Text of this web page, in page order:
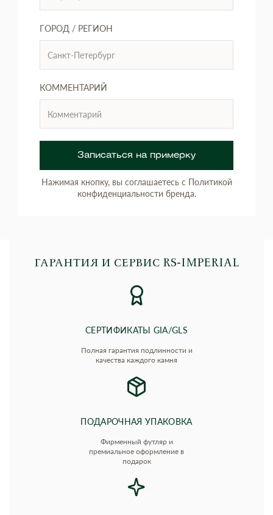
ГОРОД / РЕГИОН
КОММЕНТАРИЙ
Записаться на примерку
Нажимая кнопку, вы соглашаетесь с Политикой
конфиденциальности бренда.
ГАРАНТИЯ И СЕРВИС RS‑IMPERIAL
СЕРТИФИКАТЫ GIA/GLS
Полная гарантия подлинности и
качества каждого камня
ПОДАРОЧНАЯ УПАКОВКА
Фирменный футляр и
премиальное оформление в
подарок